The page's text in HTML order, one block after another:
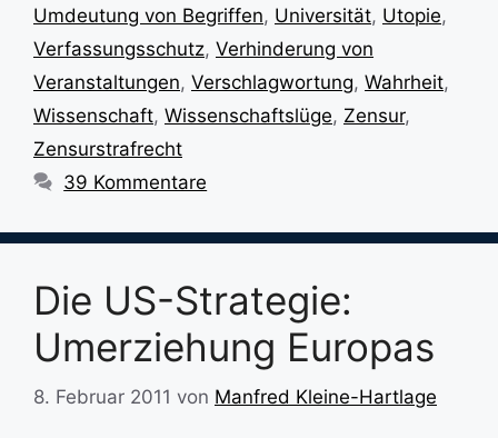
Umdeutung von Begriffen, Universität, Utopie,
Verfassungsschutz, Verhinderung von
Veranstaltungen, Verschlagwortung, Wahrheit,
Wissenschaft, Wissenschaftslüge, Zensur,
Zensurstrafrecht
39 Kommentare
Die US-Strategie:
Umerziehung Europas
8. Februar 2011 von Manfred Kleine-Hartlage